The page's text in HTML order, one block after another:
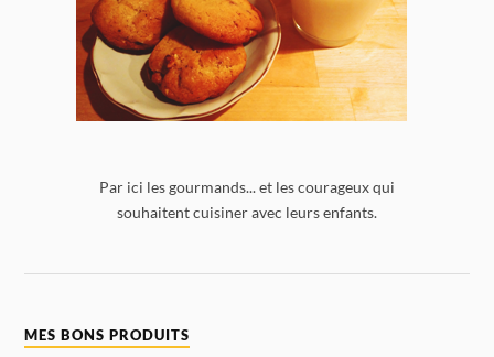
Par ici les gourmands... et les courageux qui
souhaitent cuisiner avec leurs enfants.
MES BONS PRODUITS